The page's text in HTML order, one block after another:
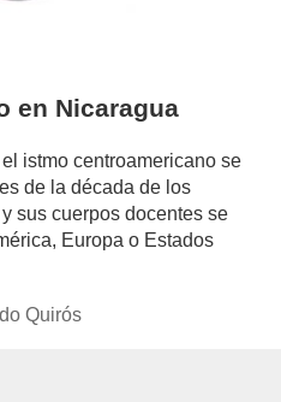
en Nicaragua
istmo centroamericano se
de la década de los
sus cuerpos docentes se
Europa o Estados
author/luis-
Quirós